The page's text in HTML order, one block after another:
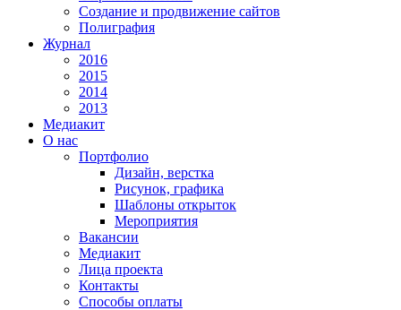
Создание и продвижение сайтов
Полиграфия
Журнал
2016
2015
2014
2013
Медиакит
О нас
Портфолио
Дизайн, верстка
Рисунок, графика
Шаблоны открыток
Мероприятия
Вакансии
Медиакит
Лица проекта
Контакты
Способы оплаты